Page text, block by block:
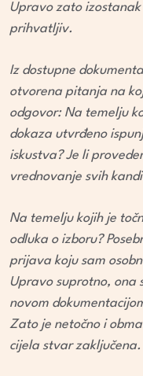
Upravo zato
prihvatljiv.
Iz dostupne
otvorena pitanja na
odgovor: Na temelju
dokaza utvrđeno
iskustva? Je li
vrednovanje svih
Na temelju kojih je
odluka o izboru?
prijava koju sam
Upravo suprotno, ona
novom
Zato je netočno i
cijela stvar zaključena.